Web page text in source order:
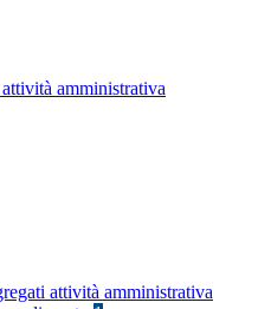
amministrativa
attività amministrativa